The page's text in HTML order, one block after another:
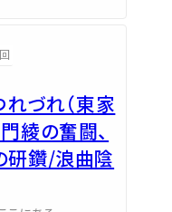
づれ（東家
綾の奮闘、
研鑽/浪曲陰